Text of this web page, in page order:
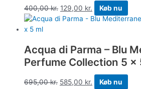
400,00kr. 129,00 kr. Køb nu
Acqua di Parma – Blu
Perfume Collection 5 x
695,00kr. 585,00 kr. Køb nu